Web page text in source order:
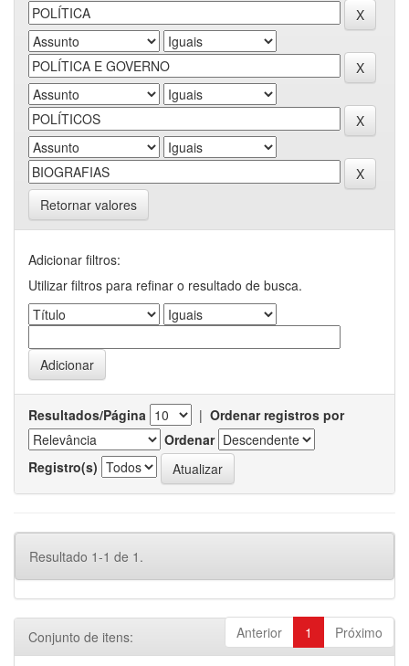
Retornar valores
Adicionar filtros:
Utilizar filtros para refinar o resultado de busca.
Resultados/Página | Ordenar registros por
Ordenar
Registro(s)
Resultado 1-1 de 1.
Anterior 1 Próximo
Conjunto de itens: